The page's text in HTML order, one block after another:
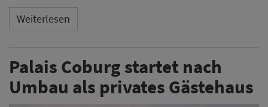
Weiterlesen
Palais Coburg startet nach
Umbau als privates Gästehaus